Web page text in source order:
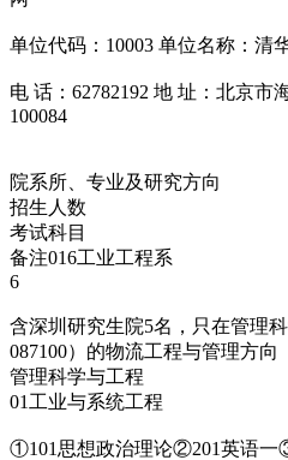
单位代码：10003 单位名称：清
电 话：62782192 地 址：北京市
100084
院系所、专业及研究方向
招生人数
考试科目
备注016工业工程系
6
含深圳研究生院5名，只在管理
087100）的物流工程与管理方向
管理科学与工程
01工业与系统工程
①101思想政治理论②201英语一